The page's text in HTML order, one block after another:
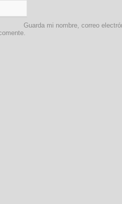
Guarda mi nombre, correo